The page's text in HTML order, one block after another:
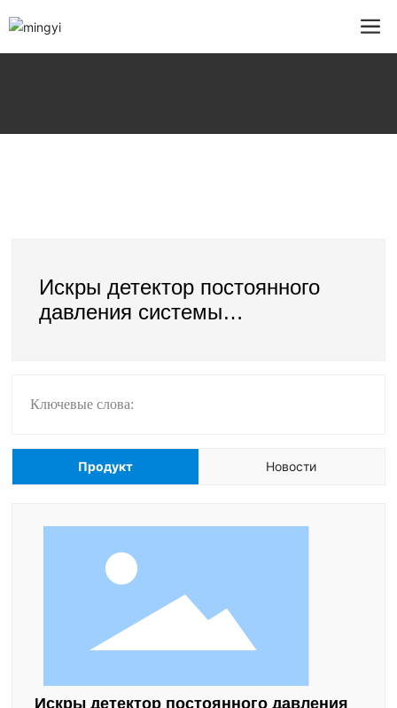
Искры детектор постоянного
давления системы
Ключевые слова:
Продукт Новости
Искры детектор постоянного давления